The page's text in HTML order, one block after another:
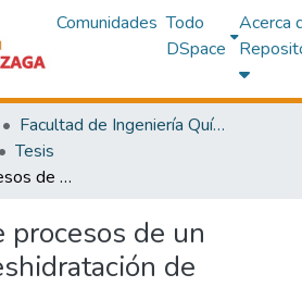
Comunidades Todo
DSpace
Acerca
Facultad de Ingeniería Química y Petroquímica
Tesis
Simulación de procesos de un sistema de deshidratación de mango
procesos de un
de